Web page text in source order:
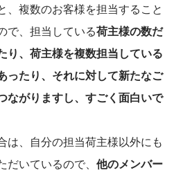
、複数のお客様を担当すること
で、担当している荷主様の数だ
り、荷主様を複数担当している
ったり、それに対して新たなご
ながりますし、すごく面白いで
は、自分の担当荷主様以外にも
いているので、 他のメンバー